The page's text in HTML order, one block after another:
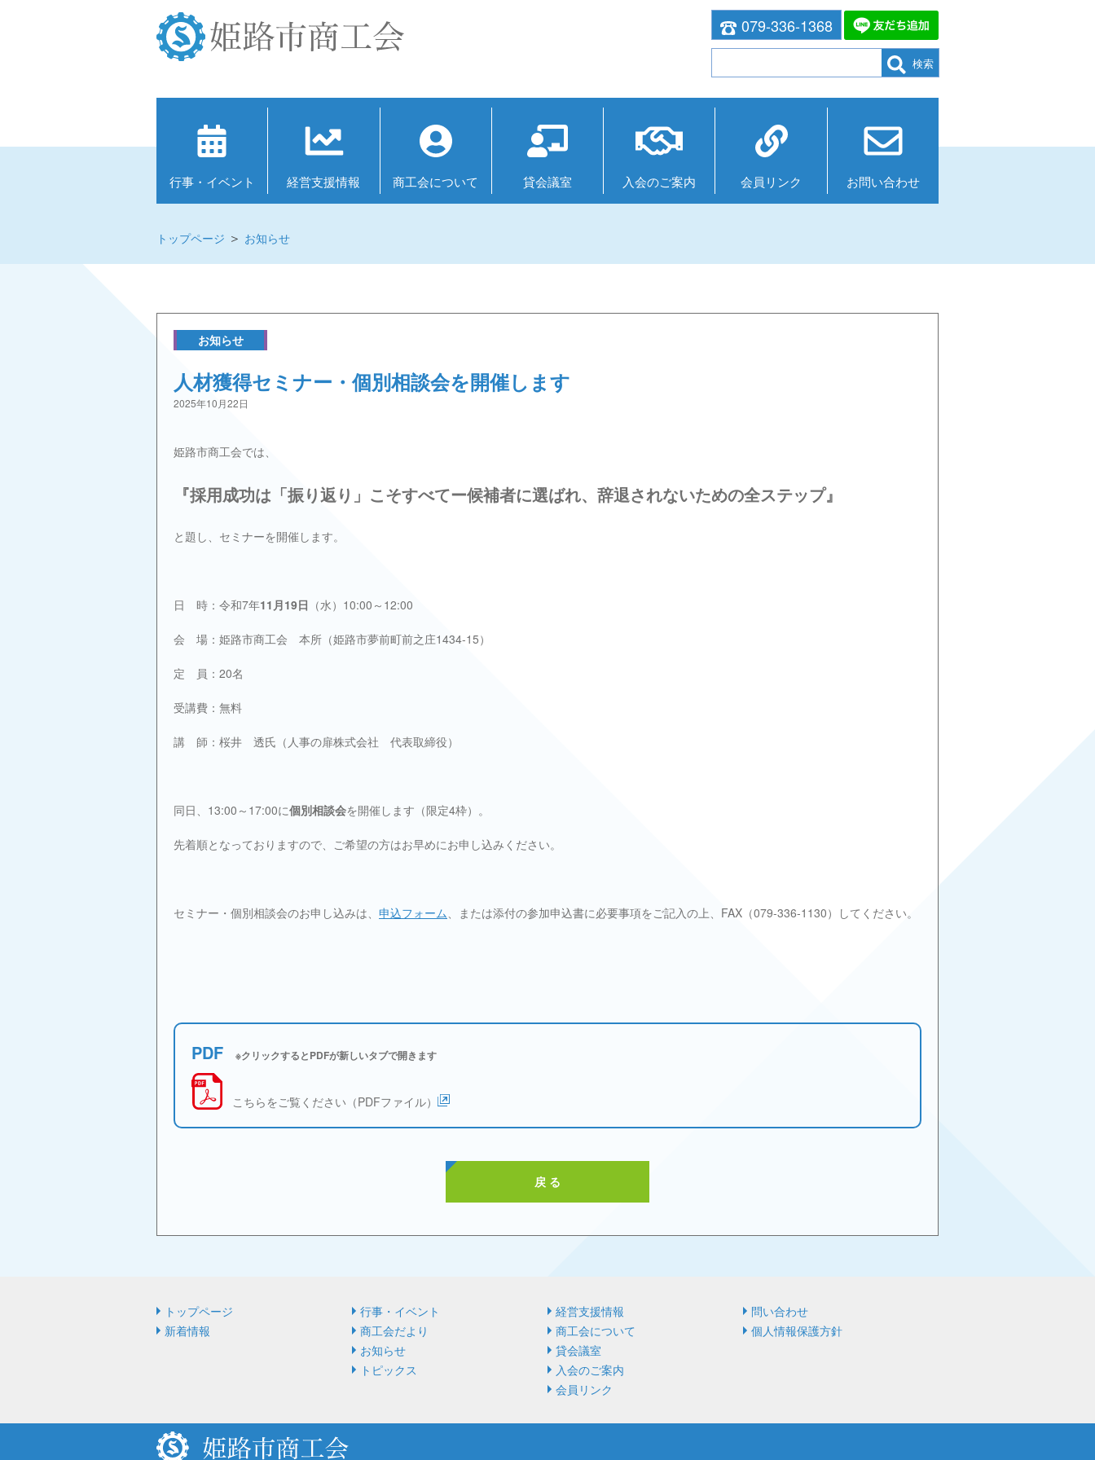
079-336-1368
検索
行事・イベント 経営⽀援情報 商⼯会について 貸会議室 入会のご案内 会員リンク お問い合わせ
トップページ ＞ お知らせ
お知らせ
人材獲得セミナー・個別相談会を開催します
2025年10月22日
姫路市商工会では、
『採用成功は「振り返り」こそすべてー候補者に選ばれ、辞退されないための全ステップ』
と題し、セミナーを開催します。
日 時：令和7年11月19日 （水）10:00～12:00
会 場：姫路市商工会 本所（姫路市夢前町前之庄1434-15）
定 員：20名
受講費：無料
講 師：桜井 透氏（人事の扉株式会社 代表取締役）
同日、13:00～17:00に個別相談会を開催します（限定4枠）。
先着順となっておりますので、ご希望の方はお早めにお申し込みください。
セミナー・個別相談会のお申し込みは、 申込フォーム、または添付の参加申込書に必要事項をご記入の上、FAX（079-336-1130）してください。
PDF ※クリックするとPDFが新しいタブで開きます
こちらをご覧ください（PDFファイル）
戻 る
トップページ
新着情報
行事・イベント
商工会だより
お知らせ
トピックス
経営⽀援情報
商⼯会について
貸会議室
入会のご案内
会員リンク
問い合わせ
個人情報保護方針